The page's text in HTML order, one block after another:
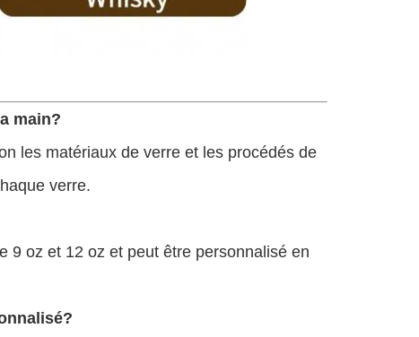
main?
les matériaux de verre et les procédés de
verre.
9 oz et 12 oz et peut être personnalisé en